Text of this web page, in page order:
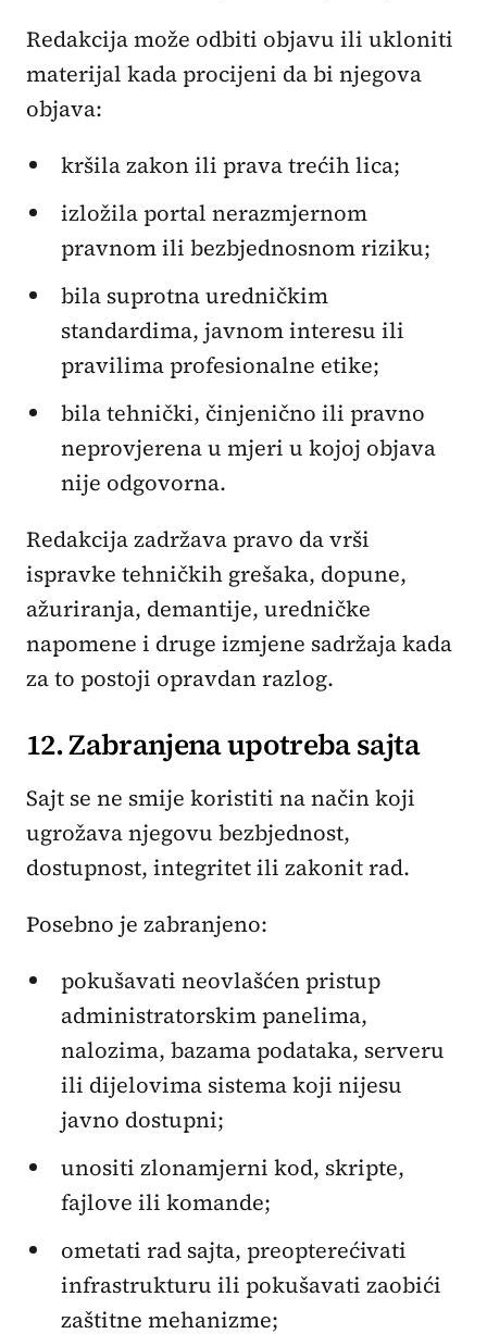
Redakcija može odbiti objavu ili ukloniti
materijal kada procijeni da bi njegova
objava:
kršila zakon ili prava trećih lica;
izložila portal nerazmjernom
pravnom ili bezbjednosnom riziku;
bila suprotna uredničkim
standardima, javnom interesu ili
pravilima profesionalne etike;
bila tehnički, činjenično ili pravno
neprovjerena u mjeri u kojoj objava
nije odgovorna.
Redakcija zadržava pravo da vrši
ispravke tehničkih grešaka, dopune,
ažuriranja, demantije, uredničke
napomene i druge izmjene sadržaja kada
za to postoji opravdan razlog.
12. Zabranjena upotreba sajta
Sajt se ne smije koristiti na način koji
ugrožava njegovu bezbjednost,
dostupnost, integritet ili zakonit rad.
Posebno je zabranjeno:
pokušavati neovlašćen pristup
administratorskim panelima,
nalozima, bazama podataka, serveru
ili dijelovima sistema koji nijesu
javno dostupni;
unositi zlonamjerni kod, skripte,
fajlove ili komande;
ometati rad sajta, preopterećivati
infrastrukturu ili pokušavati zaobići
zaštitne mehanizme;